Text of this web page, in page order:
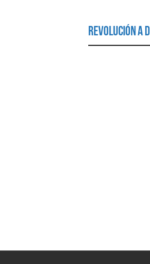
Revolución a